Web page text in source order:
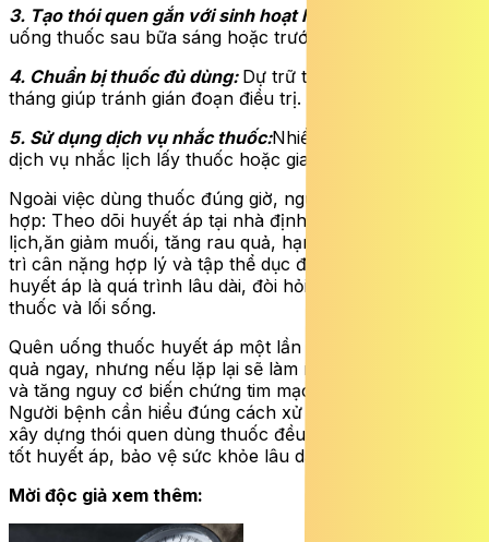
3. Tạo thói quen gắn với sinh hoạt hàng ngày:
uống thuốc sau bữa sáng hoặc trước khi đi ngủ.
4. Chuẩn bị thuốc đủ dùng: Dự trữ thuốc trong 1–3
tháng giúp tránh gián đoạn điều trị.
5. Sử dụng dịch vụ nhắc thuốc:Nhiều nhà thuốc hiện có
dịch vụ nhắc lịch lấy thuốc hoặc giao thuốc tận nhà.
Ngoài việc dùng thuốc đúng giờ, người bệnh cần kết
hợp: Theo dõi huyết áp tại nhà định kỳ, tái khám theo
lịch,ăn giảm muối, tăng rau quả, hạn chế rượu bia, dDuy
trì cân nặng hợp lý và tập thể dục đều đặn. Kiểm soát
huyết áp là quá trình lâu dài, đòi hỏi sự phối hợp giữa
thuốc và lối sống.
Quên uống thuốc huyết áp một lần có thể chưa gây hậu
quả ngay, nhưng nếu lặp lại sẽ làm mất kiểm soát bệnh
và tăng nguy cơ biến chứng tim mạch nghiêm trọng.
Người bệnh cần hiểu đúng cách xử trí khi quên liều và
xây dựng thói quen dùng thuốc đều đặn, giúp kiểm soát
tốt huyết áp, bảo vệ sức khỏe lâu dài.
Mời độc giả xem thêm: